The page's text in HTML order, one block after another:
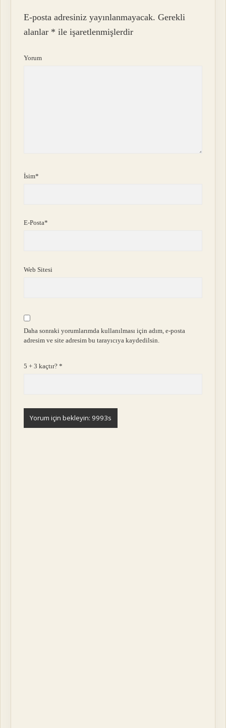
E-posta adresiniz yayınlanmayacak. Gerekli
alanlar * ile işaretlenmişlerdir
Yorum
İsim*
E-Posta*
Web Sitesi
Daha sonraki yorumlarımda kullanılması için adım, e-posta
adresim ve site adresim bu tarayıcıya kaydedilsin.
5 + 3 kaçtır?*